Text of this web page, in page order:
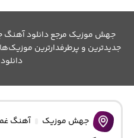
جهش موزیک مرجع دانلود آهنگ
جدیدترین و پرطرفدارترین
جهش موزیک آهنگ